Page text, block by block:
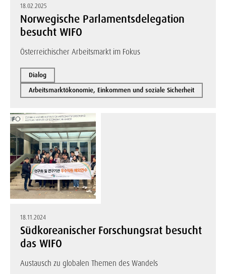
18.02.2025
Norwegische Parlamentsdelegation
besucht WIFO
Österreichischer Arbeitsmarkt im Fokus
Dialog
Arbeitsmarktökonomie, Einkommen und soziale Sicherheit
18.11.2024
Südkoreanischer Forschungsrat besucht
das WIFO
Austausch zu globalen Themen des Wandels